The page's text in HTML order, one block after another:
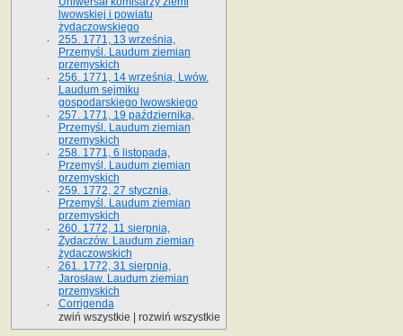
lwowskiej i powiatu
żydaczowskiego
255. 1771, 13 września,
Przemyśl. Laudum ziemian
przemyskich
256. 1771, 14 września, Lwów.
Laudum sejmiku
gospodarskiego lwowskiego
257. 1771, 19 października,
Przemyśl. Laudum ziemian
przemyskich
258. 1771, 6 listopada,
Przemyśl. Laudum ziemian
przemyskich
259. 1772, 27 stycznia,
Przemyśl. Laudum ziemian
przemyskich
260. 1772, 11 sierpnia,
Żydaczów. Laudum ziemian
żydaczowskich
261. 1772, 31 sierpnia,
Jarosław. Laudum ziemian
przemyskich
Corrigenda
zwiń wszystkie
rozwiń wszystkie